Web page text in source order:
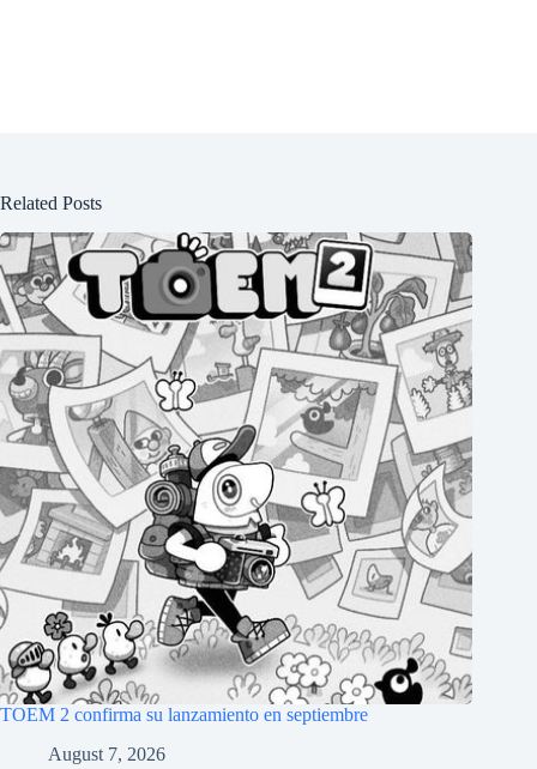
Related Posts
TOEM 2 confirma su lanzamiento en septiembre
August 7, 2026